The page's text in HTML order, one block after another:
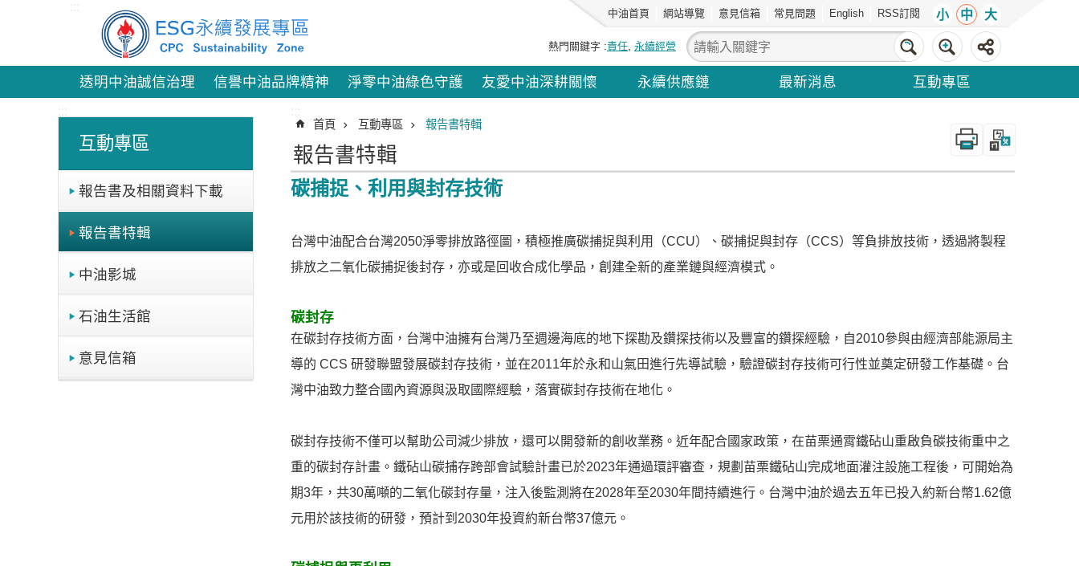
跳到主要內容區塊 中油首頁 網站導覽 意見信箱 常見問題 English RSS訂閱 小 中 大
熱門關鍵字 責任 永續經營
透明中油誠信治理 信譽中油品牌精神 淨零中油綠色守護 友愛中油深耕關懷 永續供應鏈 最新消息 互動專區
互動專區
報告書及相關資料下載
報告書特輯
中油影城
石油生活館
意見信箱
首頁 互動專區 報告書特輯
報告書特輯 _
碳捕捉、利用與封存技術
台灣中油配合台灣2050淨零排放路徑圖，積極推廣碳捕捉與利用（CCU）、碳捕捉與封存（CCS）等負排放技術，透過將製程
排放之二氧化碳捕捉後封存，亦或是回收合成化學品，創建全新的產業鏈與經濟模式。
碳封存
在碳封存技術方面，台灣中油擁有台灣乃至週邊海底的地下探勘及鑽探技術以及豐富的鑽探經驗，自2010參與由經濟部能源局主
導的 CCS 研發聯盟發展碳封存技術，並在2011年於永和山氣田進行先導試驗，驗證碳封存技術可行性並奠定研發工作基礎。台
灣中油致力整合國內資源與汲取國際經驗，落實碳封存技術在地化。
碳封存技術不僅可以幫助公司減少排放，還可以開發新的創收業務。近年配合國家政策，在苗栗通霄鐵砧山重啟負碳技術重中之
重的碳封存計畫。鐵砧山碳捕存跨部會試驗計畫已於2023年通過環評審查，規劃苗栗鐵砧山完成地面灌注設施工程後，可開始為
期3年，共30萬噸的二氧化碳封存量，注入後監測將在2028年至2030年間持續進行。台灣中油於過去五年已投入約新台幣1.62億
元用於該技術的研發，預計到2030年投資約新台幣37億元。